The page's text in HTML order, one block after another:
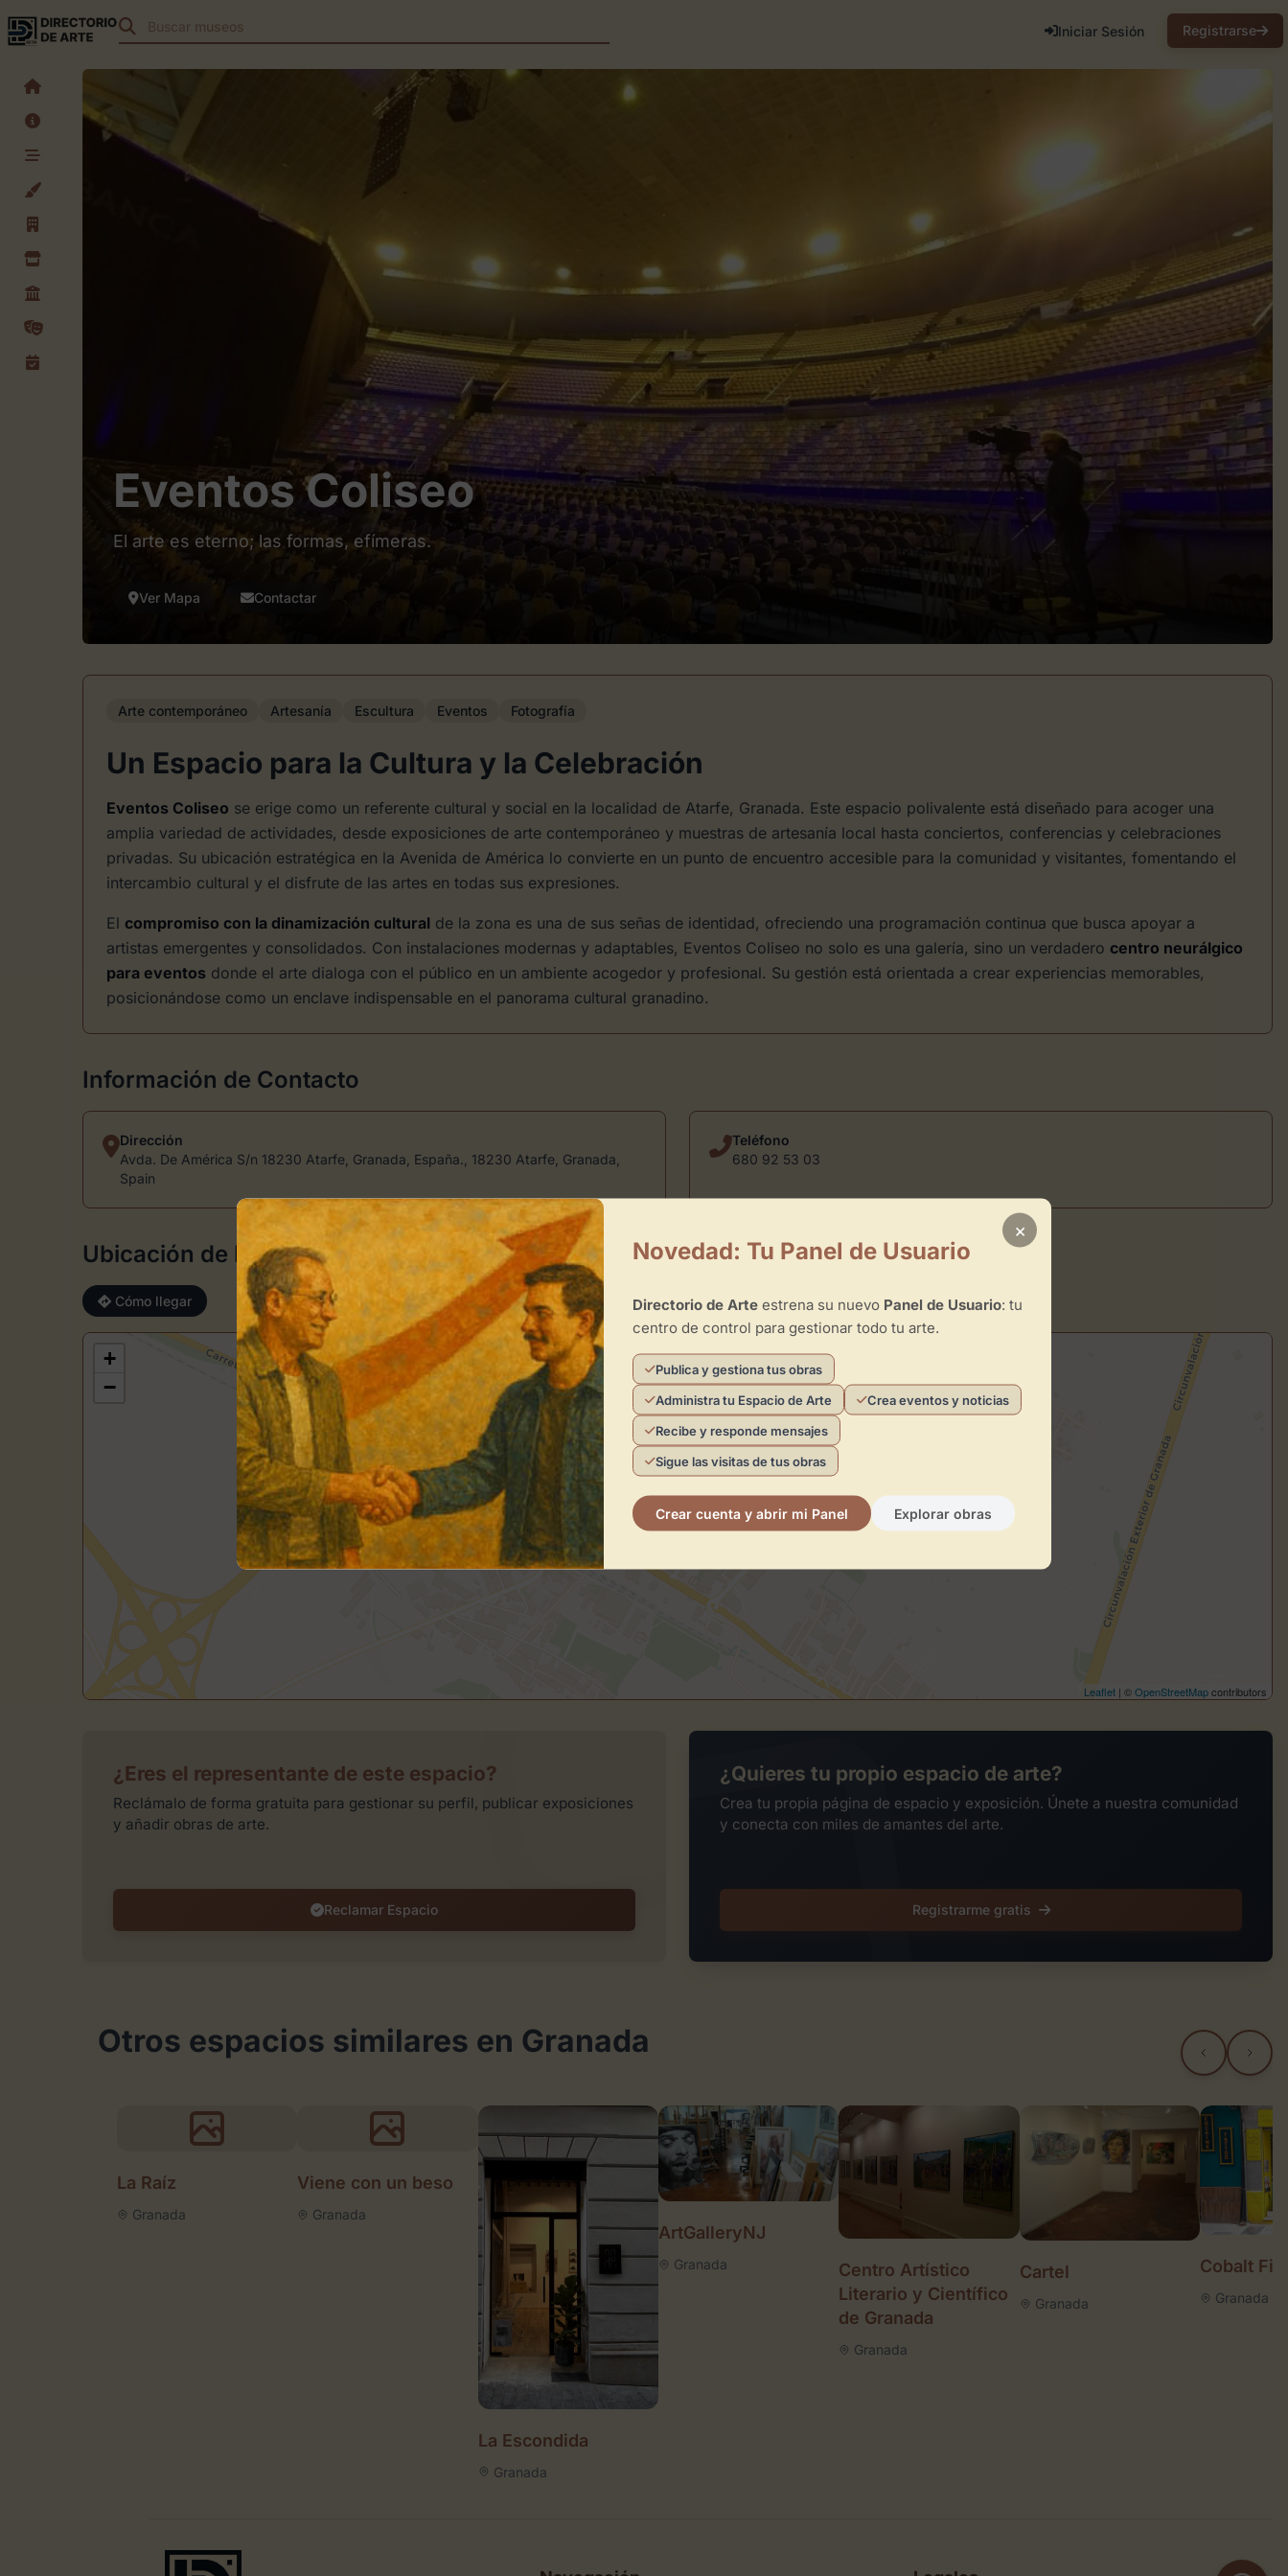
Buscar teatros Iniciar Sesión Registrarse
Eventos Coliseo
El arte es eterno; las formas, efímeras.
Ver Mapa Contactar
Arte contemporáneo Artesanía Escultura Eventos Fotografía
Un Espacio para la Cultura y la Celebración
Eventos Coliseo se erige como un referente cultural y social en la localidad de Atarfe, Granada. Este espacio polivalente está diseñado para acoger una
amplia variedad de actividades, desde exposiciones de arte contemporáneo y muestras de artesanía local hasta conciertos, conferencias y celebraciones
privadas. Su ubicación estratégica en la Avenida de América lo convierte en un punto de encuentro accesible para la comunidad y visitantes, fomentando el
intercambio cultural y el disfrute de las artes en todas sus expresiones.
El compromiso con la dinamización cultural de la zona es una de sus señas de identidad, ofreciendo una programación continua que busca apoyar a
artistas emergentes y consolidados. Con instalaciones modernas y adaptables, Eventos Coliseo no solo es una galería, sino un verdadero centro neurálgico
para eventos donde el arte dialoga con el público en un ambiente acogedor y profesional. Su gestión está orientada a crear experiencias memorables,
posicionándose como un enclave indispensable en el panorama cultural granadino.
Información de Contacto
Dirección
Avda. De América S/n 18230 Atarfe, Granada, España., 18230 Atarfe, Granada,
Spain
Teléfono
680 92 53 03
Ubicación de Eventos Coliseo
Cómo llegar
Eventos Coliseo
×
+
−
Leaflet | ©OpenStreetMapcontributors
¿Eres el representante de este espacio?
Reclámalo de forma gratuita para gestionar su perfil, publicar exposiciones
y añadir obras de arte.
Reclamar Espacio
¿Quieres tu propio espacio de arte?
Crea tu propia página de espacio y exposición. Únete a nuestra comunidad
y conecta con miles de amantes del arte.
Registrarme gratis
Otros espacios similares en Granada
La Raíz
Granada
Viene con un beso
Granada
La Escondida
Granada
ArtGalleryNJ
Granada
Centro Artístico
Literario y Científico
de Granada
Granada
Cartel
Granada
Cobalt
Granada
×
Novedad: Tu Panel de Usuario
Directorio de Arteestrena su nuevo Panel de Usuario: tu
centro de control para gestionar todo tu arte.
Publica y gestiona tus obras
Administra tu Espacio de Arte
Crea eventos y noticias
Recibe y responde mensajes
Sigue las visitas de tus obras
Crear cuenta y abrir mi Panel Explorar obras